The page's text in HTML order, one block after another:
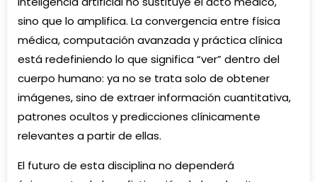
sino que lo amplifica. La convergencia entre física
médica, computación avanzada y práctica clínica
está redefiniendo lo que significa “ver” dentro del
cuerpo humano: ya no se trata solo de obtener
imágenes, sino de extraer información cuantitativa,
patrones ocultos y predicciones clínicamente
relevantes a partir de ellas.
El futuro de esta disciplina no dependerá